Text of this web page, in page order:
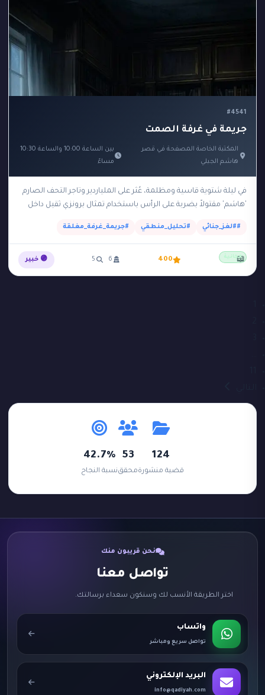
#4541
جريمة في غرفة الصمت
المكتبة الخاصة المصفحة في قصر
هاشم الجبلي
بين الساعة 10:00 والساعة 10:30
مساءً
في ليلة شتوية قاسية ومظلمة، عُثر على الملياردير وتاجر التحف الصارم
'هاشم' مقتولاً بضربة على الرأس باستخدام تمثال برونزي ثقيل داخل
##لغز_جنائي #تحليل_منطقي #جريمة_غرفة_مغلقة
مجانية 400
6
5 🟣 خبير 📖
124
قضية منشورة
53
محقق
42.7%
نسبة النجاح
نحن قريبون منك
تواصل معنا
اختر الطريقة الأنسب لك وسنكون سعداء برسالتك.
واتساب
تواصل سريع ومباشر
البريد الإلكتروني
info@qadiyah.com